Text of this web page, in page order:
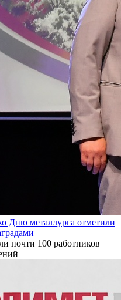
Дню металлурга отметили
почти 100 работников